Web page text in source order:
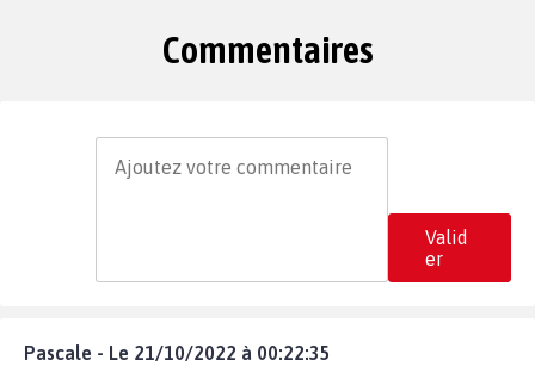
Commentaires
Valid
er
Pascale - Le 21/10/2022 à 00:22:35